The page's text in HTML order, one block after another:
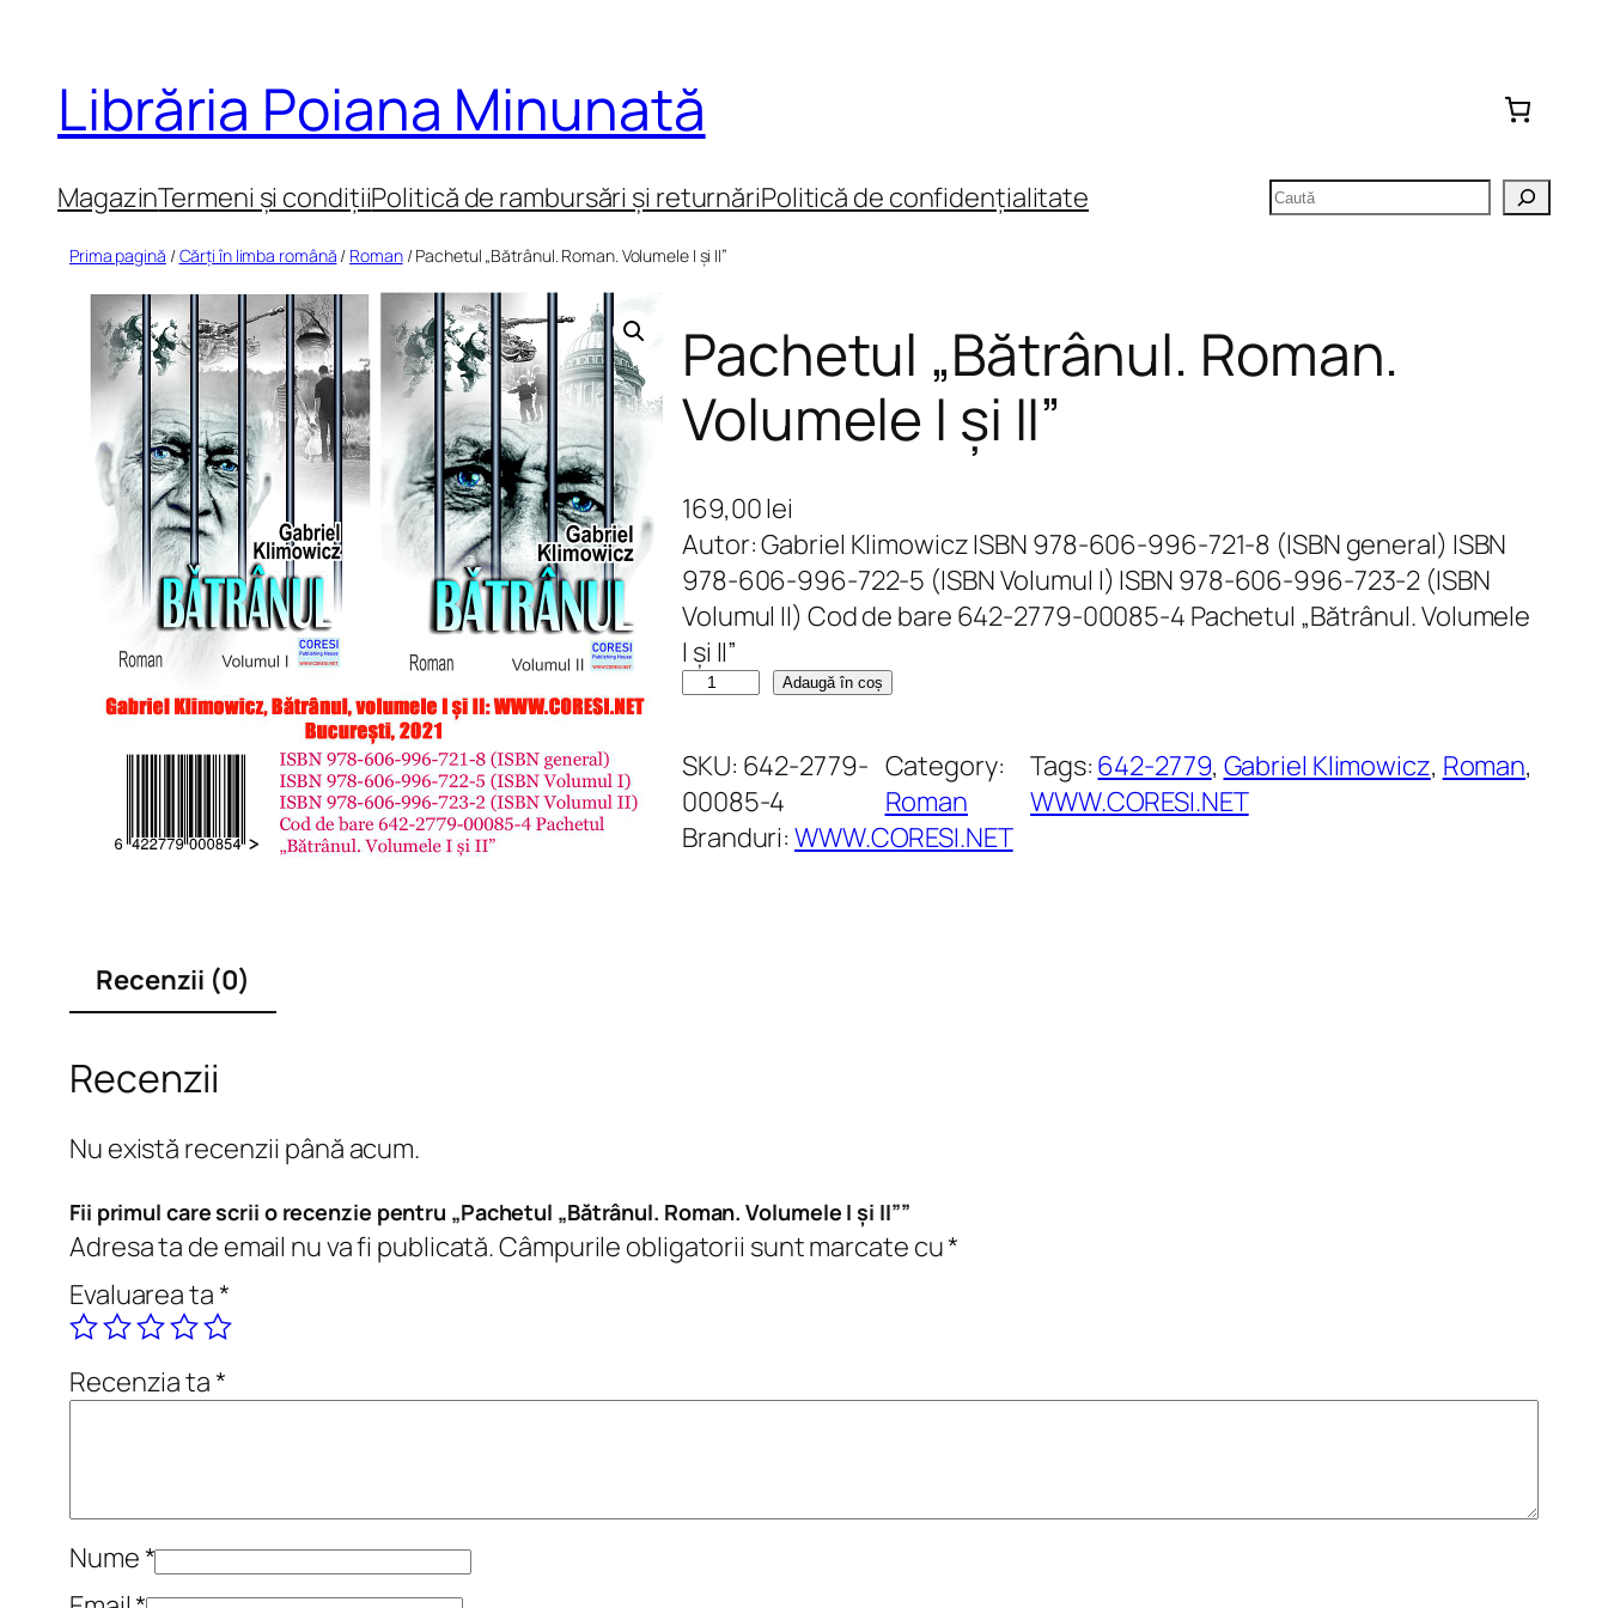
conținut
Librăria Poiana Minunată
MagazinTermeni și condițiiPolitică de rambursări și returnăriPolitică de confidențialitate Caută
Prima pagină /Cărți în limba română / Roman/ Pachetul „Bătrânul. Roman. Volumele I și II”
Pachetul „Bătrânul. Roman.
Volumele I și II”
169,00lei
Autor: Gabriel Klimowicz ISBN 978-606-996-721-8 (ISBN general) ISBN
978-606-996-722-5 (ISBN Volumul I) ISBN 978-606-996-723-2 (ISBN
Volumul II) Cod de bare 642-2779-00085-4 Pachetul „Bătrânul. Volumele
I și II”
C
n
t
i
u
l
t
n
Adaugă în coș
SKU: 642-2779-
00085-4
Category:
Roman
Tags: 642-2779, Gabriel Klimowicz, Roman
WWW.CORESI.NET
Branduri:WWW.CORESI.NET
Recenzii (0)
Recenzii
Nu există recenzii până acum.
Fii primul care scrii o recenzie pentru „Pachetul „Bătrânul. Roman. Volumele I și II””
Adresa ta de email nu va fi publicată.Câmpurile obligatorii sunt marcate cu*
Evaluarea ta*
Recenzia ta*
Nume*